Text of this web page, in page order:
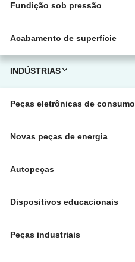
Fundição sob pressão
Acabamento de superfície
INDÚSTRIAS
Peças eletrônicas de consumo
Novas peças de energia
Autopeças
Dispositivos educacionais
Peças industriais